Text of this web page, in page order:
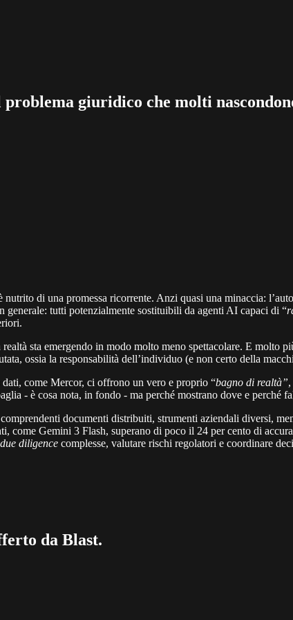
giuridico che molti
di una promessa ricorrente. Anzi quasi una minaccia:
generale: tutti potenzialmente sostituibili da agenti AI capaci di “
sta emergendo in modo molto meno spettacolare. E molto
ossia la responsabilità dell’individuo (e non certo della
come Mercor, ci offrono un vero e proprio “bagno di realtà”
- è cosa nota, in fondo - ma perché mostrano dove e perché
documenti distribuiti, strumenti aziendali diversi,
come Gemini 3 Flash, superano di poco il 24 per cento di
due diligence complesse, valutare rischi regolatori e coordinare
da Blast.